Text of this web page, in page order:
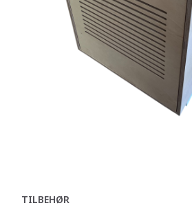
TILBEHØR